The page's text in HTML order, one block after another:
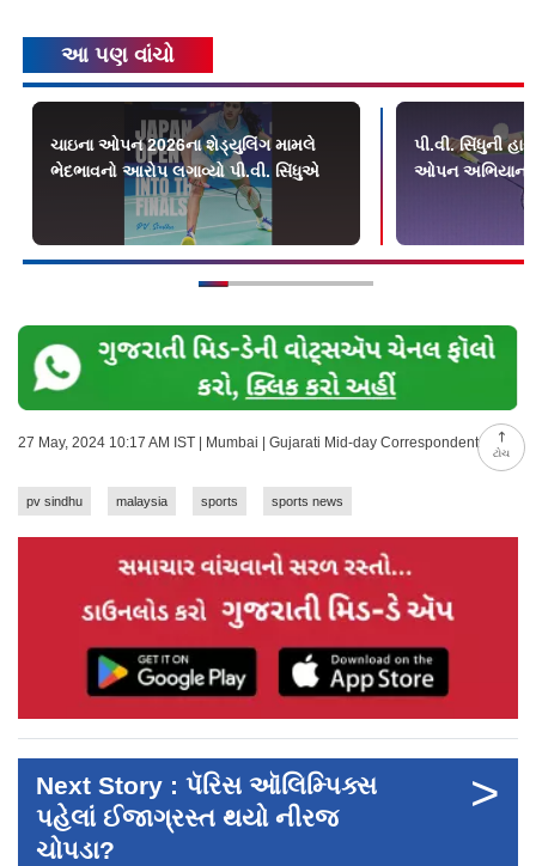
ટોચ
આ પણ વાંચો
ચાઇના ઓપન 2026ના શેડ્યુલિંગ મામલે
ભેદભાવનો આરોપ લગાવ્યો પી.વી. સિંધુએ
પી.વી. સિંધુની
ઓપન અભિયાન
27 May, 2024 10:17 AM IST | Mumbai | Gujarati Mid-day Correspondent
pv sindhu malaysia sports sports news
Next Story : પૅરિસ ઑલિમ્પિક્સ
પહેલાં ઈજાગ્રસ્ત થયો નીરજ
ચોપડા?
>